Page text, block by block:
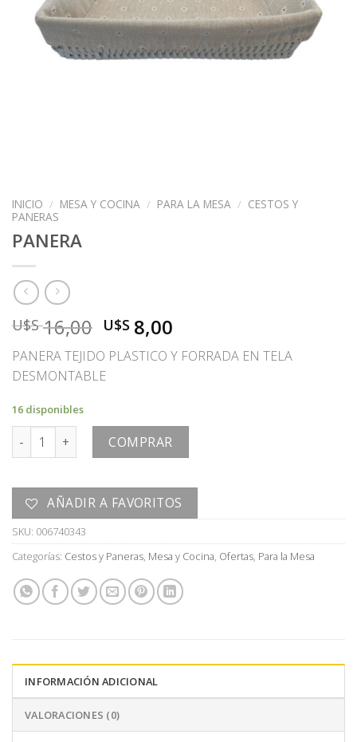
INICIO / MESA Y COCINA / PARA LA MESA / CESTOS Y
PANERAS
PANERA
U$S16,00 El
precio
original
era:
16,00.
U$S 8,00
precio
actual
8,00.
PANERA TEJIDO PLASTICO Y FORRADA EN TELA
DESMONTABLE
16 disponibles
PANERA cantidad COMPRAR
AÑADIR A FAVORITOS
SKU: 006740343
Categorías: Cestos y Paneras, Mesa y Cocina, Ofertas, Para la Mesa
INFORMACIÓN ADICIONAL
VALORACIONES (0)